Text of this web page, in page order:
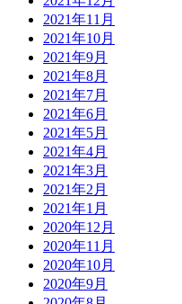
2021年11月
2021年10月
2021年9月
2021年8月
2021年7月
2021年6月
2021年5月
2021年4月
2021年3月
2021年2月
2021年1月
2020年12月
2020年11月
2020年10月
2020年9月